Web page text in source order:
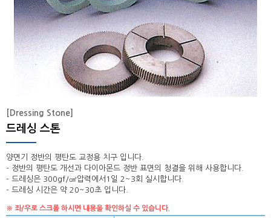
[Dressing Stone]
드레싱 스톤
양면기 정반의 평탄도 교정용 치구 입니다.
- 정반의 평탄도 개선과 다이아몬드 정반 표면의 청결을 위해 사용합니다.
- 드레싱은 300gf/㎠압력에서1일 2~3회 실시합니다.
- 드레싱 시간은 약 20~30초 입니다.
※ 좌/우로 스크롤 하시면 내용을 확인하실 수 있습니다.